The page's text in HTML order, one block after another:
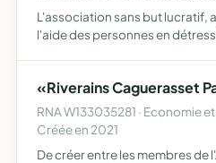
L'association sans but lucratif,
l'aide des personnes en
«Riverains Caguerasset
RNA W133035281 · Economie
Créée en 2021
De créer entre les membres